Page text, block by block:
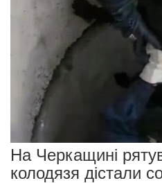
На Черкащині
колодязя дістали